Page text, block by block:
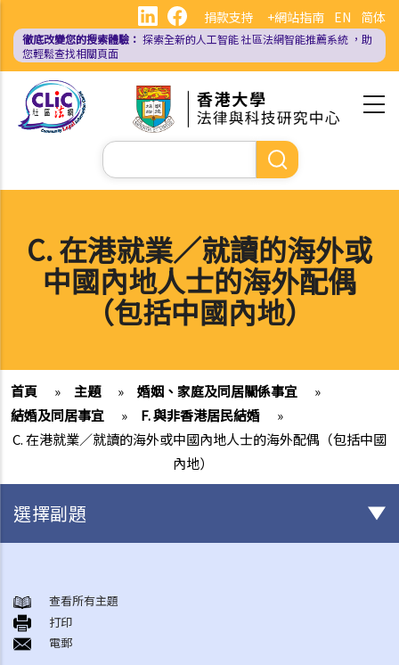
內
EN 简体
捐款支持 +網站指南
徹底改變您的搜索體驗： 探索全新的人工智能社區法網智能推薦系統 ，助
您輕鬆查找相關頁面
Search
C. 在港就業／就讀的海外或
中國內地人士的海外配偶
（包括中國內地）
首頁 » 主題 » 婚姻、家庭及同居關係事宜
»
結婚及同居事宜
» F. 與非香港居民結婚
»
C. 在港就業／就讀的海外或中國內地人士的海外配偶（包括中國
內地）
選擇副題
A. 概述
B. 香港認可的婚姻關係
1. 如果我在香港以外地方結婚，是否需要通知香港政府更新我的婚姻狀
查看所有主題
打印
電郵